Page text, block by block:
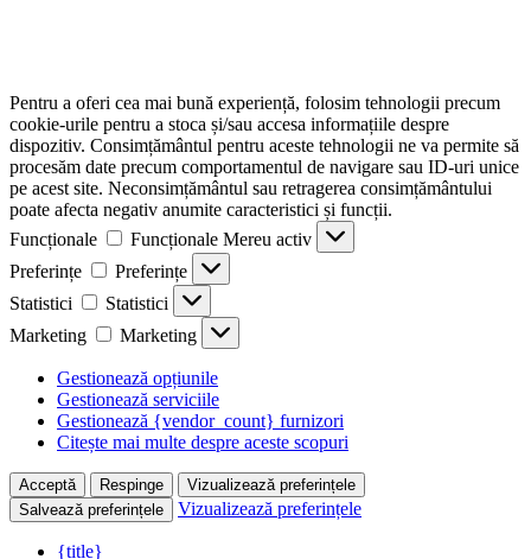
Pentru a oferi cea mai bună experiență, folosim tehnologii precum
cookie-urile pentru a stoca și/sau accesa informațiile despre
dispozitiv. Consimțământul pentru aceste tehnologii ne va permite să
procesăm date precum comportamentul de navigare sau ID-uri unice
pe acest site. Neconsimțământul sau retragerea consimțământului
poate afecta negativ anumite caracteristici și funcții.
Funcționale
Funcționale Mereu activ
Preferințe
Preferințe
Statistici
Statistici
Marketing
Marketing
Gestionează opțiunile
Gestionează serviciile
Gestionează {vendor_count} furnizori
Citește mai multe despre aceste scopuri
Acceptă Respinge
Vizualizează preferințele
Salvează preferințele
Vizualizează preferințele
{title}